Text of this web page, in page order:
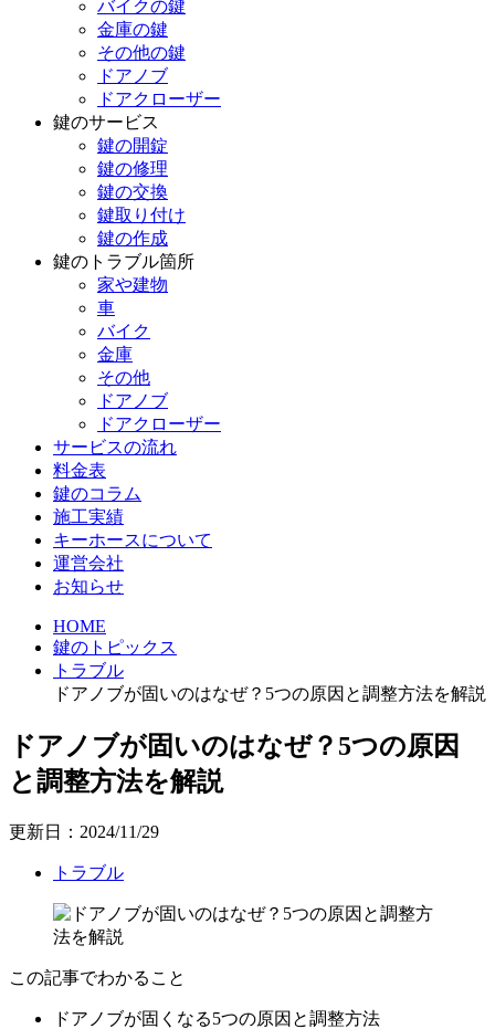
バイクの鍵
金庫の鍵
その他の鍵
ドアノブ
ドアクローザー
鍵のサービス
鍵の開錠
鍵の修理
鍵の交換
鍵取り付け
鍵の作成
鍵のトラブル箇所
家や建物
車
バイク
金庫
その他
ドアノブ
ドアクローザー
サービスの流れ
料金表
鍵のコラム
施工実績
キーホースについて
運営会社
お知らせ
HOME
鍵のトピックス
トラブル
ドアノブが固いのはなぜ？5つの原因と調整方法を解説
ドアノブが固いのはなぜ？5つの原因
と調整方法を解説
更新日：2024/11/29
トラブル
この記事でわかること
ドアノブが固くなる5つの原因と調整方法